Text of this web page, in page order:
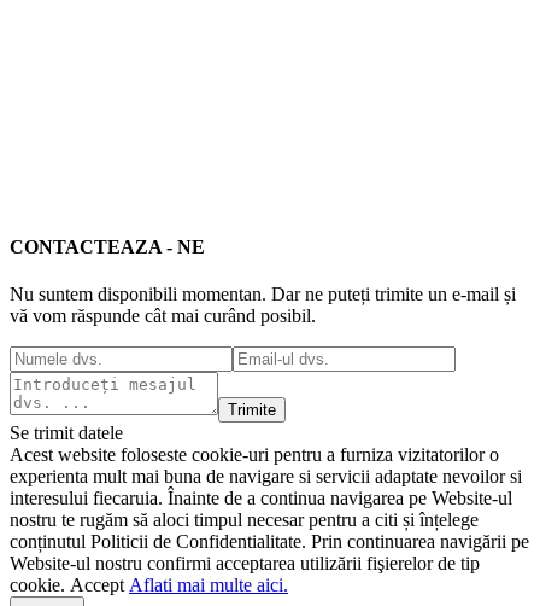
CONTACTEAZA - NE
Nu suntem disponibili momentan. Dar ne puteți trimite un e-mail și
vă vom răspunde cât mai curând posibil.
Trimite
Se trimit datele
Acest website foloseste cookie-uri pentru a furniza vizitatorilor o
experienta mult mai buna de navigare si servicii adaptate nevoilor si
interesului fiecaruia. Înainte de a continua navigarea pe Website-ul
nostru te rugăm să aloci timpul necesar pentru a citi și înțelege
conținutul Politicii de Confidentialitate. Prin continuarea navigării pe
Website-ul nostru confirmi acceptarea utilizării fişierelor de tip
cookie. Accept Aflati mai multe aici.